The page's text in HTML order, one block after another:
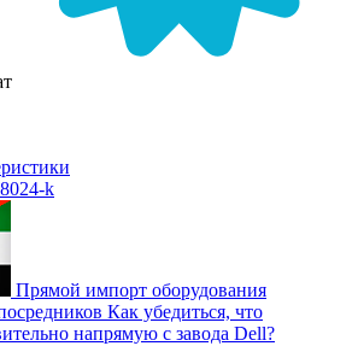
k
Прямой импорт оборудования
Как убедиться, что
напрямую с завода Dell?